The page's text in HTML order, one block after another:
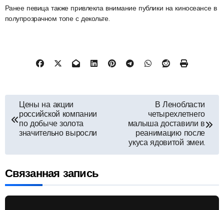
Ранее певица также привлекла внимание публики на киносеансе в
полупрозрачном топе с декольте.
Навигация
по
Цены на акции
российской компании
по добыче золота
значительно выросли
В Ленобласти
четырехлетнего
малыша доставили в
реанимацию после
укуса ядовитой змеи.
Связанная запись